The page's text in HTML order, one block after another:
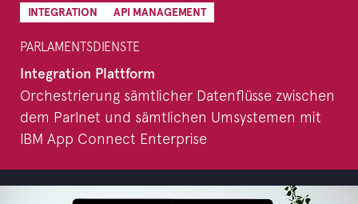
INTEGRATION API MANAGEMENT
PARLAMENTSDIENSTE
Integration Plattform
Orchestrierung sämtlicher Datenflüsse zwischen
dem Parlnet und sämtlichen Umsystemen mit
IBM App Connect Enterprise